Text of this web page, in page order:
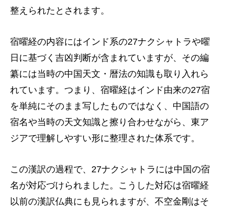
整えられたとされます。
宿曜経の内容にはインド系の27ナクシャトラや曜
日に基づく吉凶判断が含まれていますが、その編
纂には当時の中国天文・暦法の知識も取り入れら
れています。つまり、宿曜経はインド由来の27宿
を単純にそのまま写したものではなく、中国語の
宿名や当時の天文知識と擦り合わせながら、東ア
ジアで理解しやすい形に整理された体系です。
この漢訳の過程で、27ナクシャトラには中国の宿
名が対応づけられました。こうした対応は宿曜経
以前の漢訳仏典にも見られますが、不空金剛はそ